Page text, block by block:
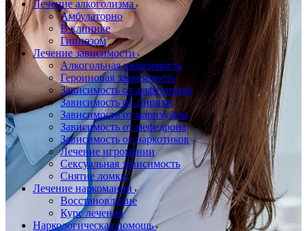
Лечение алкоголизма
Амбулаторно
В клинике
Гипнозом
Лечение зависимости
Алкогольная зависимость
Героиновая зависимость
Зависимость от амфетамина
Зависимость от Лирики
Зависимость от марихуаны
Зависимость от мефедрона
Зависимость от наркотиков
Лечение игромании
Сексуальная зависимость
Снятие ломки
Лечение наркомании
Восстановление
Курс лечения
Наркологическая помощь